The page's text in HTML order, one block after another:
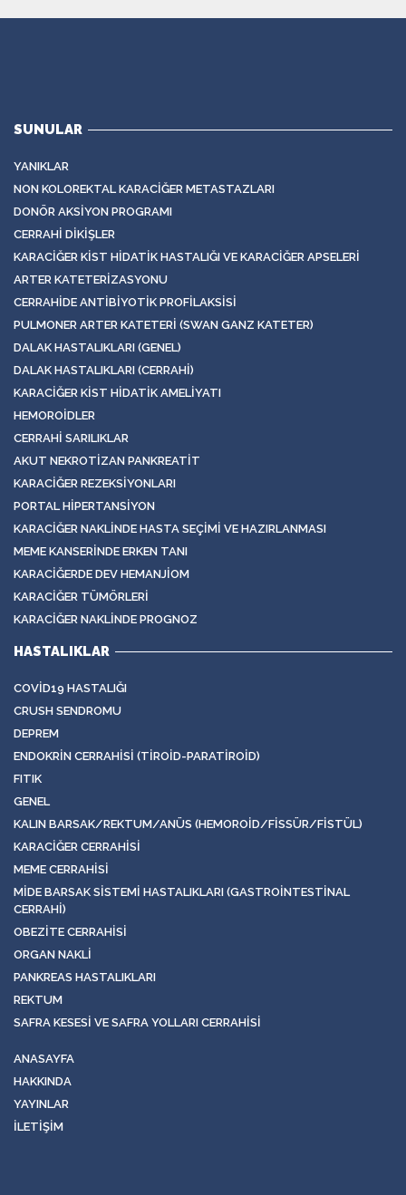
SUNULAR
YANIKLAR
NON KOLOREKTAL KARACIĞER METASTAZLARI
DONÖR AKSIYON PROGRAMI
CERRAHI DIKIŞLER
KARACIĞER KIST HIDATIK HASTALIĞI VE KARACIĞER APSELERI
ARTER KATETERIZASYONU
CERRAHIDE ANTIBIYOTIK PROFILAKSISI
PULMONER ARTER KATETERI (SWAN GANZ KATETER)
DALAK HASTALIKLARI (GENEL)
DALAK HASTALIKLARI (CERRAHI)
KARACIĞER KIST HIDATIK AMELIYATI
HEMOROIDLER
CERRAHI SARILIKLAR
AKUT NEKROTIZAN PANKREATIT
KARACIĞER REZEKSIYONLARI
PORTAL HIPERTANSIYON
KARACIĞER NAKLINDE HASTA SEÇIMI VE HAZIRLANMASI
MEME KANSERINDE ERKEN TANI
KARACIĞERDE DEV HEMANJIOM
KARACIĞER TÜMÖRLERI
KARACIĞER NAKLINDE PROGNOZ
HASTALIKLAR
COVID19 HASTALIĞI
CRUSH SENDROMU
DEPREM
ENDOKRIN CERRAHISI (TIROID-PARATIROID)
FITIK
GENEL
KALIN BARSAK/REKTUM/ANÜS (HEMOROID/FISSÜR/FISTÜL)
KARACIĞER CERRAHISI
MEME CERRAHISI
MIDE BARSAK SISTEMI HASTALIKLARI (GASTROINTESTINAL
CERRAHI)
OBEZITE CERRAHISI
ORGAN NAKLI
PANKREAS HASTALIKLARI
REKTUM
SAFRA KESESI VE SAFRA YOLLARI CERRAHISI
ANASAYFA
HAKKINDA
YAYINLAR
İLETIŞIM